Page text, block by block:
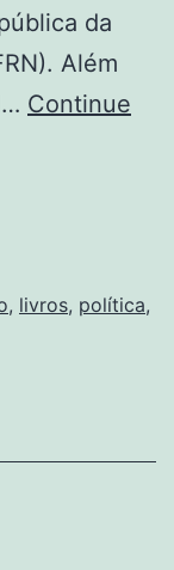
da
Além
Continue
, livros, política,